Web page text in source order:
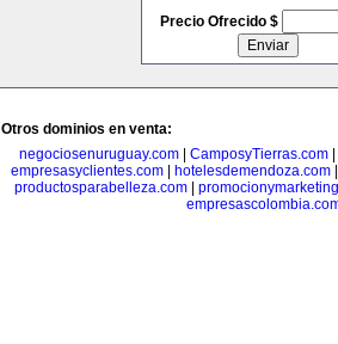
Precio Ofrecido $
Otros dominios en venta:
negociosenuruguay.com
CamposyTierras.com
empresasyclientes.com
hotelesdemendoza.com
productosparabelleza.com